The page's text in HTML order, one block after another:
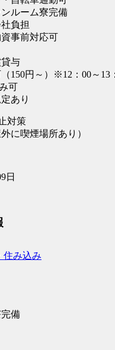
ルーム寮完備
負担
事前対応可
与
150円～）※12：00～13
可
あり
対策
に喫煙場所あり）
日
住み込み
備